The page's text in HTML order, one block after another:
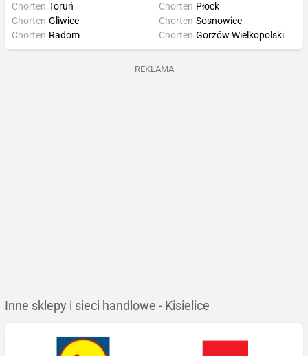
Chorten Toruń
Chorten Gliwice
Chorten Radom
Chorten Płock
Chorten Sosnowiec
Chorten Gorzów Wielkopolski
REKLAMA
Inne sklepy i sieci handlowe - Kisielice